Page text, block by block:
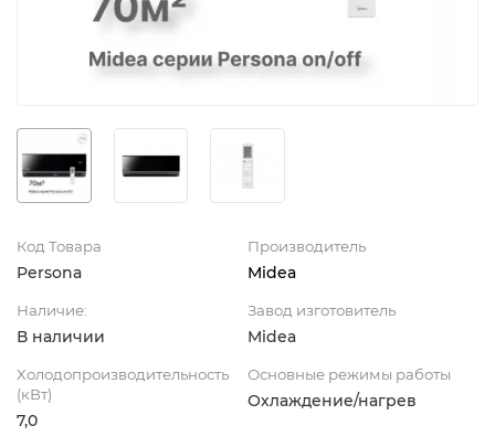
Код Товара
Persona
Производитель
Midea
Наличие:
В наличии
Завод изготовитель
Midea
Холодопроизводительность
(кВт)
7,0
Основные режимы работы
Охлаждение/нагрев